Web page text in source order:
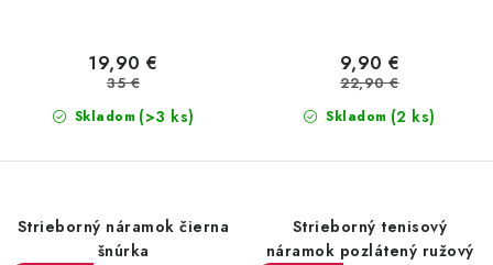
Skladom (>3 ks)
19,90 €
35 €
Skladom (2 ks)
9,90 €
22,90 €
Strieborný náramok čierna
šnúrka
Strieborný tenisový
náramok pozlátený ružový